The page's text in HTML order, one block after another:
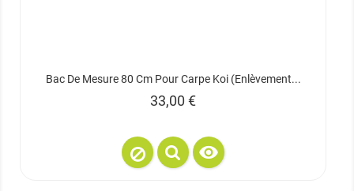
Bac De Mesure 80 Cm Pour Carpe Koi (enlèvement...
Prix
33,00 €
